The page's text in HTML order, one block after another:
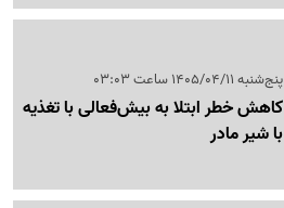
پنج‌شنبه 1405/04/11 ساعت 03:03
کاهش خطر ابتلا به بیش‌فعالی با تغذیه
با شیر مادر